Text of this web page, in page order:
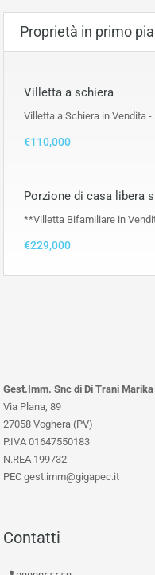
Proprietà in primo
Villetta a schiera
Villetta a Schiera in Vendita -
€110,000
Porzione di casa libera
**Villetta Bifamiliare in
€229,000
Gest.Imm. Snc di Di Trani
Via Plana, 89
27058 Voghera (PV)
P.IVA 01647550183
N.REA 199732
PEC gest.imm@gigapec.it
Contatti